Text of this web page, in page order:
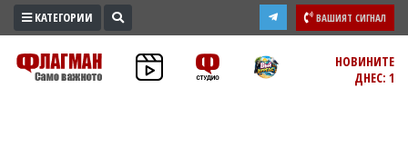
ПРОМО
ЗОНА
КАТЕГОРИИ ВАШИЯТ СИГНАЛ
НОВИНИТЕ
ДНЕС: 1